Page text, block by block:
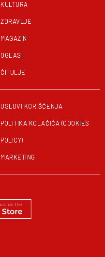
KULTURA
ZDRAVLJE
MAGAZIN
OGLASI
ČITULJE
USLOVI KORIŠĆENJA
POLITIKA KOLAČIĆA (COOKIES
POLICY)
MARKETING